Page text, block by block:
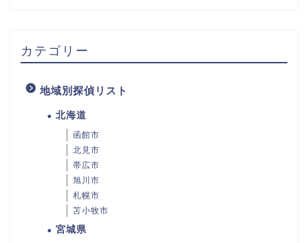
カテゴリー
地域別探偵リスト
北海道
函館市
北見市
帯広市
旭川市
札幌市
苫小牧市
宮城県